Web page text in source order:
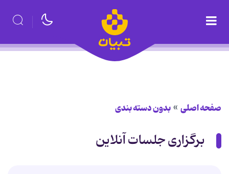
صفحه اصلی بدون دسته بندی
برگزاری جلسات آنلاین